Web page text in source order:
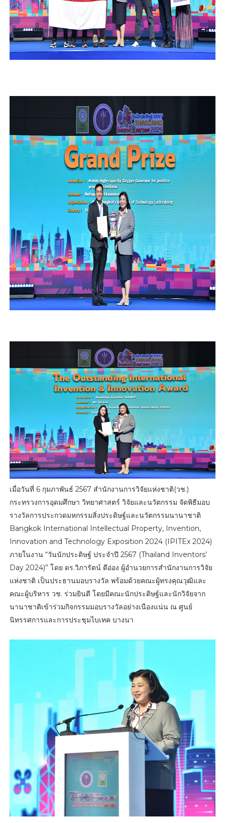
เมื่อวันที่ 6 กุมภาพันธ์ 2567 สำนักงานการวิจัยแห่งชาติ(วช.)
กระทรวงการอุดมศึกษา วิทยาศาสตร์ วิจัยและนวัตกรรม จัดพิธีมอบ
รางวัลการประกวดมหกรรมสิ่งประดิษฐ์และนวัตกรรมนานาชาติ
Bangkok International Intellectual Property, Invention,
Innovation and Technology Exposition 2024 (IPITEx 2024)
ภายในงาน “วันนักประดิษฐ์ ประจำปี 2567 (Thailand Inventors’
Day 2024)” โดย ดร.วิภารัตน์ ดีอ่อง ผู้อำนวยการสำนักงานการวิจัย
แห่งชาติ เป็นประธานมอบรางวัล พร้อมด้วยคณะผู้ทรงคุณวุฒิและ
คณะผู้บริหาร วช. ร่วมยินดี โดยมีคณะนักประดิษฐ์และนักวิจัยจาก
นานาชาติเข้าร่วมกิจกรรมมอบรางวัลอย่างเนืองแน่น ณ ศูนย์
นิทรรศการและการประชุมไบเทค บางนา